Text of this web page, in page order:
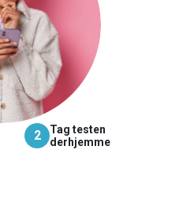
2
Tag testen
derhjemme